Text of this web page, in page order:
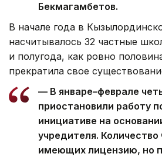
Бекмагамбетов.
В начале года в
насчитывалось 32 частные
и полугода, как ровно
прекратила свое
— В январе–феврале
приостановили работу
инициативе на
учредителя.
имеющих лицензию, но